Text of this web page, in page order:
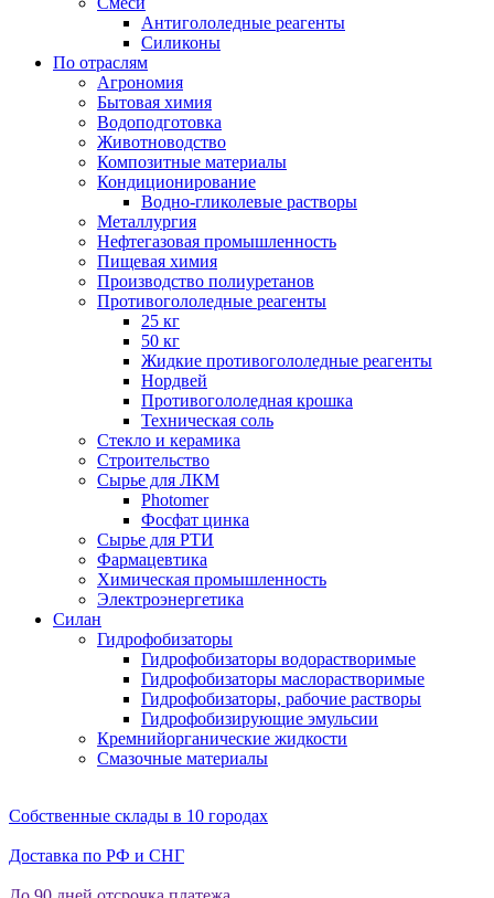
Антигололедные реагенты
Силиконы
По отраслям
Агрономия
Бытовая химия
Водоподготовка
Животноводство
Композитные материалы
Кондиционирование
Водно-гликолевые растворы
Металлургия
Нефтегазовая промышленность
Пищевая химия
Производство полиуретанов
Противогололедные реагенты
25 кг
50 кг
Жидкие противогололедные реагенты
Нордвей
Противогололедная крошка
Техническая соль
Стекло и керамика
Строительство
Сырье для ЛКМ
Photomer
Фосфат цинка
Сырье для РТИ
Фармацевтика
Химическая промышленность
Электроэнергетика
Силан
Гидрофобизаторы
Гидрофобизаторы водорастворимые
Гидрофобизаторы маслорастворимые
Гидрофобизаторы, рабочие растворы
Гидрофобизирующие эмульсии
Кремнийорганические жидкости
Смазочные материалы
Собственные склады в 10 городах
Доставка по РФ и СНГ